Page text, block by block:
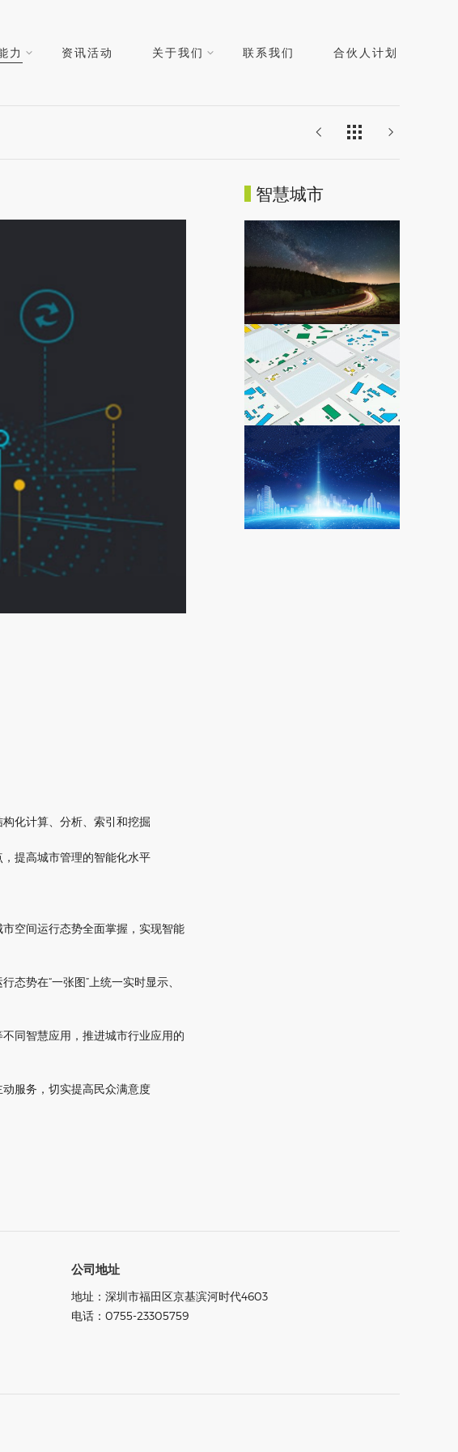
力 资讯活动 关于我们 联系我们 合伙人计划
化计算、分析、索引和挖掘
提高城市管理的智能化水平
空间运行态势全面掌握，实现智能
势在“一张图”上统一实时显示、
同智慧应用，推进城市行业应用的
服务，切实提高民众满意度
智慧城市
安成智慧交通
VIEW
安成智慧城管
VIEW
公司地址
地址：深圳市福田区京基滨河时代4603